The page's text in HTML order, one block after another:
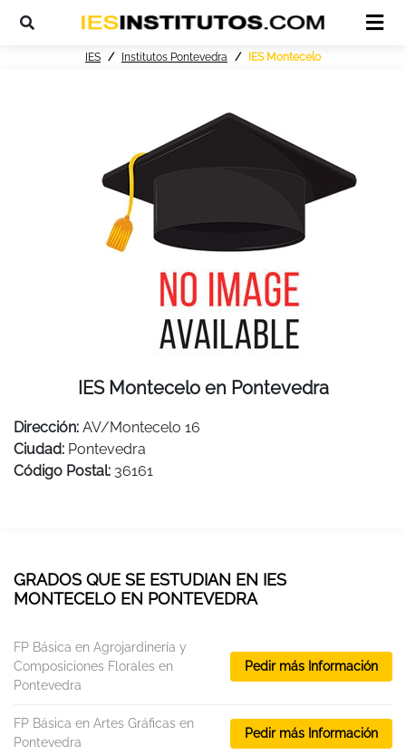
IES Institutos Pontevedra IES Montecelo
IES Montecelo en Pontevedra
Dirección: AV/Montecelo 16
Ciudad: Pontevedra
Código Postal: 36161
GRADOS QUE SE ESTUDIAN EN IES
MONTECELO EN PONTEVEDRA
FP Básica en Agrojardinería y
Composiciones Florales en
Pontevedra
Pedir más Información
FP Básica en Artes Gráficas en
Pontevedra
Pedir más Información